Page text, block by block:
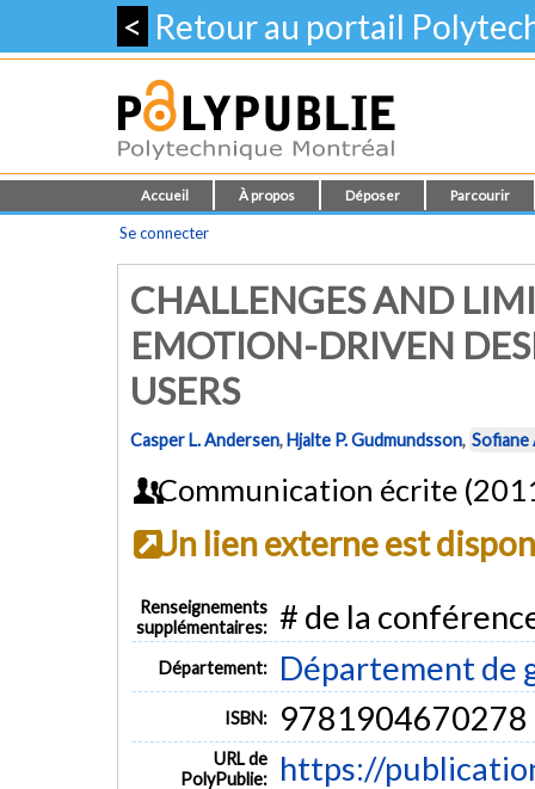
< Retour au portail
Accueil À propos Déposer Parcourir
Se connecter
CHALLENGES AND
EMOTION-DRIVEN
USERS
Casper L. Andersen,Hjalte P. Gudmundsson, Sofiane
Communication écrite
Un lien externe est
Renseignements
supplémentaires: # de la
Département: Département de
ISBN: 9781904670278
URL de
PolyPublie:
https://